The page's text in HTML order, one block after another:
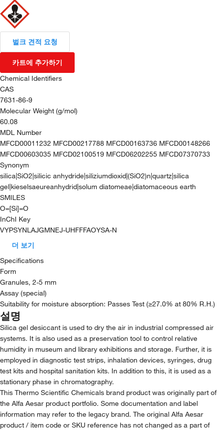
벌크 견적 요청
카트에 추가하기
Chemical Identifiers
CAS
7631-86-9
Molecular Weight (g/mol)
60.08
MDL Number
MFCD00011232 MFCD00217788 MFCD00163736 MFCD00148266
MFCD00603035 MFCD02100519 MFCD06202255 MFCD07370733
Synonym
silica|SiO2|silicic anhydride|siliziumdioxid|(SiO2)n|quartz|silica
gel|kieselsaeureanhydrid|solum diatomeae|diatomaceous earth
SMILES
O=[Si]=O
InChI Key
VYPSYNLAJGMNEJ-UHFFFAOYSA-N
더 보기
Specifications
Form
Granules, 2-5 mm
Assay (special)
Suitability for moisture absorption: Passes Test (≥27.0% at 80% R.H.)
설명
Silica gel desiccant is used to dry the air in industrial compressed air
systems. It is also used as a preservation tool to control relative
humidity in museum and library exhibitions and storage. Further, it is
employed in diagnostic test strips, inhalation devices, syringes, drug
test kits and hospital sanitation kits. In addition to this, it is used as a
stationary phase in chromatography.
This Thermo Scientific Chemicals brand product was originally part of
the Alfa Aesar product portfolio. Some documentation and label
information may refer to the legacy brand. The original Alfa Aesar
product / item code or SKU reference has not changed as a part of